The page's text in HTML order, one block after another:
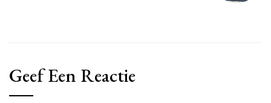
Geef Een Reactie